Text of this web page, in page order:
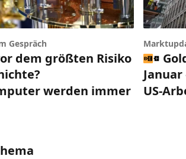
Gespräch
dem größten Risiko
werden immer
US-